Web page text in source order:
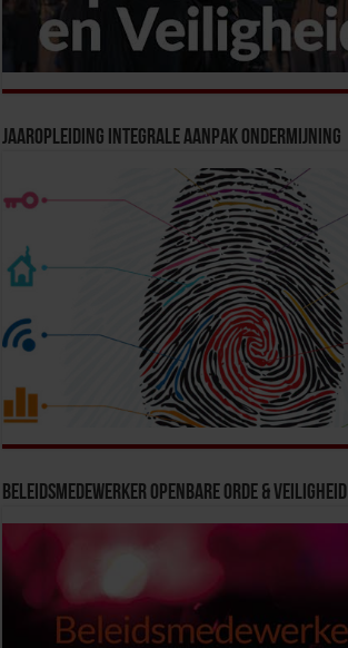
Jaaropleiding Integrale Aanpak Ondermijning
Beleidsmedewerker Openbare Orde & Veiligheid